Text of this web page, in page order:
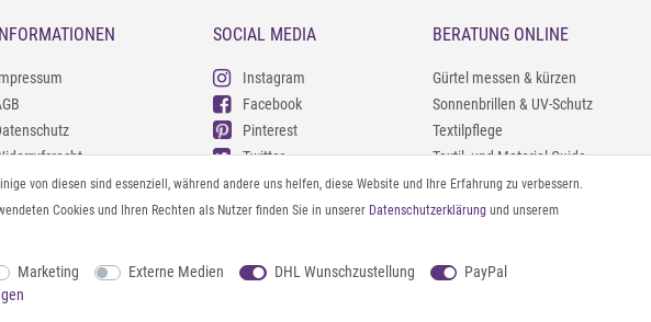
und Versand
Vertrag widerrufen
SOCIAL MEDIA
Instagram
Facebook
Pinterest
Twitter
Youtube
Threads
BERATUNG ONLINE
Gürtel messen & kürzen
Sonnenbrillen & UV-Schutz
Textilpflege
Textil- und Material-Guide
Geldbörse richtig organisieren
Pflegeanleitung für Caps
von diesen sind essenziell, während andere uns helfen, diese Website und Ihre Erfahrung zu verbessern.
Cookies und Ihren Rechten als Nutzer finden Sie in unserer Daten­schutz­erklärung und unserem
Marketing Externe Medien DHL Wunschzustellung
PayPal